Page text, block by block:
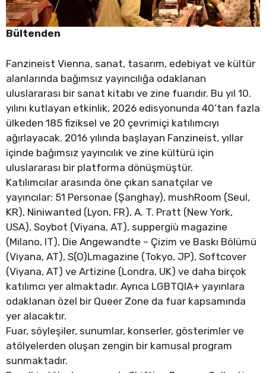
Bültenden
Fanzineist Vienna, sanat, tasarım, edebiyat ve kültür
alanlarında bağımsız yayıncılığa odaklanan
uluslararası bir sanat kitabı ve zine fuarıdır. Bu yıl 10.
yılını kutlayan etkinlik, 2026 edisyonunda 40’tan fazla
ülkeden 185 fiziksel ve 20 çevrimiçi katılımcıyı
ağırlayacak. 2016 yılında başlayan Fanzineist, yıllar
içinde bağımsız yayıncılık ve zine kültürü için
uluslararası bir platforma dönüşmüştür.
Katılımcılar arasında öne çıkan sanatçılar ve
yayıncılar: 51 Personae (Şanghay), mushRoom (Seul,
KR), Niniwanted (Lyon, FR), A. T. Pratt (New York,
USA), Soybot (Viyana, AT), suppergiù magazine
(Milano, IT), Die Angewandte – Çizim ve Baskı Bölümü
(Viyana, AT), S(O)Lmagazine (Tokyo, JP), Softcover
(Viyana, AT) ve Artizine (Londra, UK) ve daha birçok
katılımcı yer almaktadır. Ayrıca LGBTQIA+ yayınlara
odaklanan özel bir Queer Zone da fuar kapsamında
yer alacaktır.
Fuar, söyleşiler, sunumlar, konserler, gösterimler ve
atölyelerden oluşan zengin bir kamusal program
sunmaktadır.